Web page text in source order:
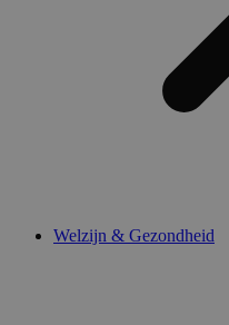
Welzijn & Gezondheid